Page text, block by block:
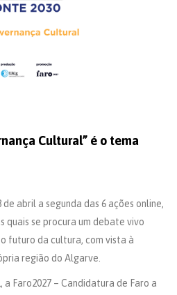
Cultural” é o tema
abril a segunda das 6 ações online,
quais se procura um debate vivo
futuro da cultura, com vista à
região do Algarve.
Faro2027 – Candidatura de Faro a